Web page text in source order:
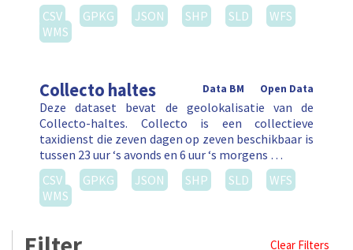
CSV
GPKG JSON SHP SLD
WFS
WMS
Collecto haltes Open Data
Data BM
Deze dataset bevat de geolokalisatie van de
Collecto-haltes. Collecto is een collectieve
taxidienst die zeven dagen op zeven beschikbaar is
tussen 23 uur ‘s avonds en 6 uur ‘s morgens …
CSV
GPKG JSON SHP SLD
WFS
WMS
Clear Filters